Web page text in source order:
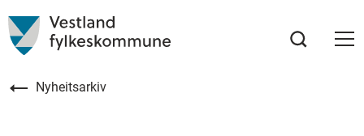
Nyheitsarkiv